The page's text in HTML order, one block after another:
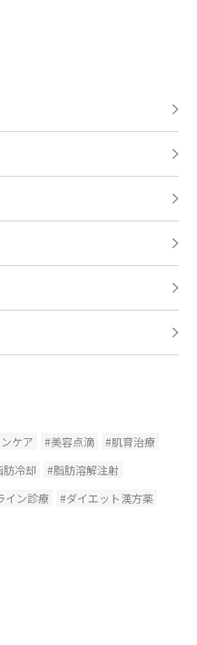
ケア #美容点滴
#肌育治療
肪冷却
#脂肪溶解注射
イン診療
#ダイエット漢方薬